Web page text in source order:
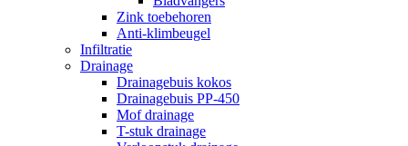
Zink toebehoren
Anti-klimbeugel
Infiltratie
Drainage
Drainagebuis kokos
Drainagebuis PP-450
Mof drainage
T-stuk drainage